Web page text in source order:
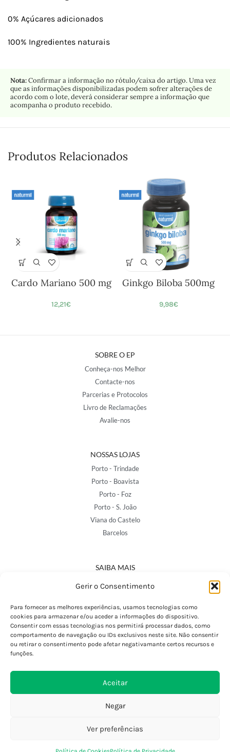
Gerir o Consentimento
Para fornecer as melhores experiências, usamos tecnologias como
cookies para armazenar e/ou aceder a informações do dispositivo.
Consentir com essas tecnologias nos permitirá processar dados, como
comportamento de navegação ou IDs exclusivos neste site. Não consentir
ou retirar o consentimento pode afetar negativamante certos recursos e
funções.
Aceitar
Negar
Ver preferências
0% Açúcares adicionados
100% Ingredientes naturais
Nota:Confirmar a informação no rótulo/caixa do artigo. Uma vez
que as informações disponibilizadas podem sofrer alterações de
acordo com o lote, deverá considerar sempre a informação que
acompanha o produto recebido.
Produtos Relacionados
Cardo Mariano 500 mg
12,21€
Ginkgo Biloba 500mg
9,98€
SOBRE O EP
Conheça-nos Melhor
Contacte-nos
Parcerias e Protocolos
Livro de Reclamações
Avalie-nos
NOSSAS LOJAS
Porto - Trindade
Porto - Boavista
Porto - Foz
Porto - S. João
Viana do Castelo
Barcelos
SAIBA MAIS
Política de Privacidade
Termos e Condições
Perguntas Frequentes
Custos de Envio
Encomendas Internacionais
Devoluções e Trocas